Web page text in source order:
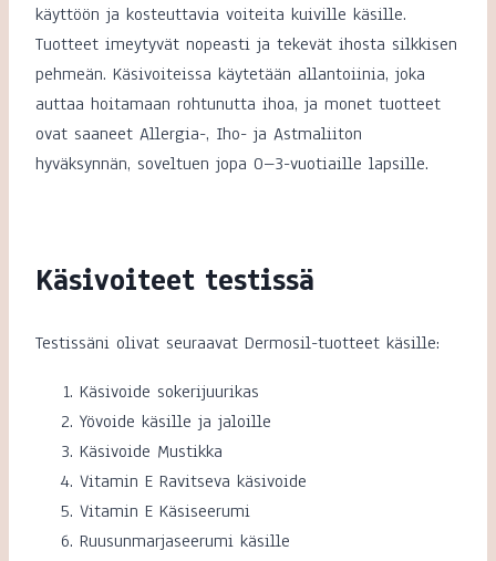
käyttöön ja kosteuttavia voiteita kuiville käsille.
Tuotteet imeytyvät nopeasti ja tekevät ihosta silkkisen
pehmeän. Käsivoiteissa käytetään allantoiinia, joka
auttaa hoitamaan rohtunutta ihoa, ja monet tuotteet
ovat saaneet Allergia-, Iho- ja Astmaliiton
hyväksynnän, soveltuen jopa 0–3-vuotiaille lapsille.
Käsivoiteet testissä
Testissäni olivat seuraavat Dermosil-tuotteet käsille:
Käsivoide sokerijuurikas
Yövoide käsille ja jaloille
Käsivoide Mustikka
Vitamin E Ravitseva käsivoide
Vitamin E Käsiseerumi
Ruusunmarjaseerumi käsille